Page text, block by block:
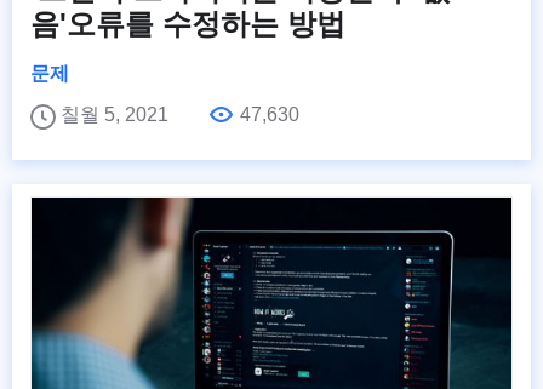
음'오류를 수정하는 방법
문제
칠월 5, 2021
47,630